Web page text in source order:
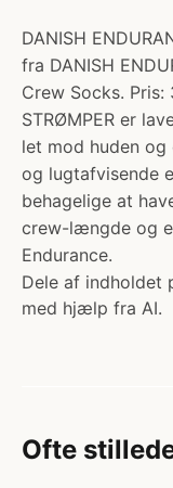
DANISH
fra DANISH
Crew Socks. Pris:
STRØMPER er
let mod huden og
og lugtafvisende
behagelige at
crew-længde og
Endurance.
Dele af indholdet
med hjælp fra AI.
Ofte